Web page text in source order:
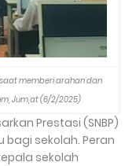
saat memberi arahan dan
Jum,at (6/2/2025)
Prestasi (SNBP)
sekolah. Peran
sekolah